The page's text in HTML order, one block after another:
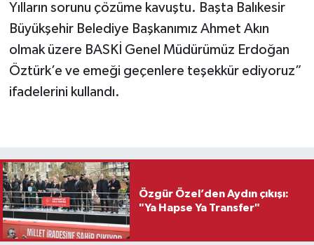
Yılların sorunu çözüme kavuştu. Başta Balıkesir
Büyükşehir Belediye Başkanımız Ahmet Akın
olmak üzere BASKİ Genel Müdürümüz Erdoğan
Öztürk’e ve emeği geçenlere teşekkür ediyoruz”
ifadelerini kullandı.
Özgür Özel’den Aydın çıkışı:
"Ya Hapse Ya Transfer"